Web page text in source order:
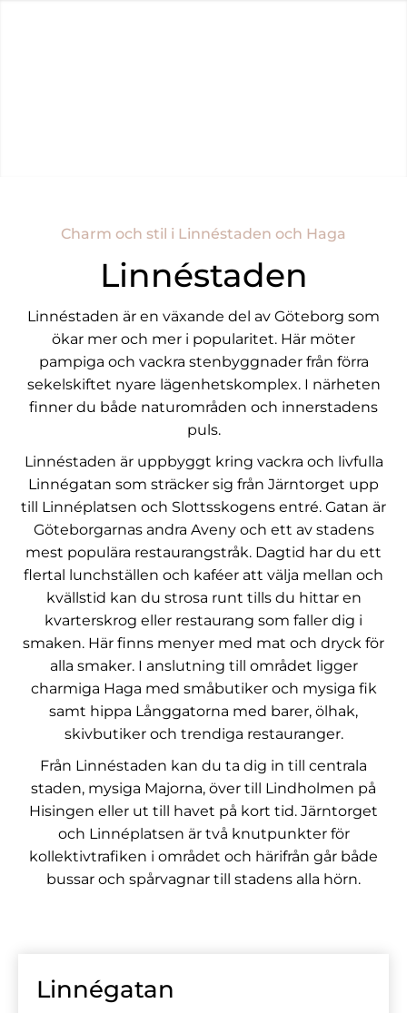
Charm och stil i Linnéstaden och Haga
Linnéstaden
Linnéstaden är en växande del av Göteborg som
ökar mer och mer i popularitet. Här möter
pampiga och vackra stenbyggnader från förra
sekelskiftet nyare lägenhetskomplex. I närheten
finner du både naturområden och innerstadens
puls.
Linnéstaden är uppbyggt kring vackra och livfulla
Linnégatan som sträcker sig från Järntorget upp
till Linnéplatsen och Slottsskogens entré. Gatan är
Göteborgarnas andra Aveny och ett av stadens
mest populära restaurangstråk. Dagtid har du ett
flertal lunchställen och kaféer att välja mellan och
kvällstid kan du strosa runt tills du hittar en
kvarterskrog eller restaurang som faller dig i
smaken. Här finns menyer med mat och dryck för
alla smaker. I anslutning till området ligger
charmiga Haga med småbutiker och mysiga fik
samt hippa Långgatorna med barer, ölhak,
skivbutiker och trendiga restauranger.
Från Linnéstaden kan du ta dig in till centrala
staden, mysiga Majorna, över till Lindholmen på
Hisingen eller ut till havet på kort tid. Järntorget
och Linnéplatsen är två knutpunkter för
kollektivtrafiken i området och härifrån går både
bussar och spårvagnar till stadens alla hörn.
Linnégatan